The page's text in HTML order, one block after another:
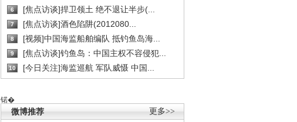
6 [焦点访谈]捍卫领土 绝不退让半步(...
7 [焦点访谈]酒色陷阱(2012080...
8 [视频]中国海监船舶编队 抵钓鱼岛海...
9 [焦点访谈]钓鱼岛：中国主权不容侵犯...
10 [今日关注]海监巡航 军队威慑 中国...
锘�
更多>>
微博推荐